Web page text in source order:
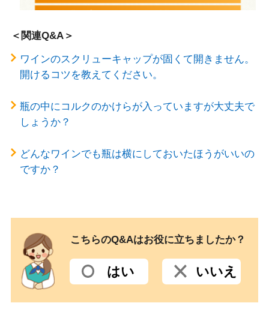
＜関連Q&A＞
ワインのスクリューキャップが固くて開きません。
開けるコツを教えてください。
瓶の中にコルクのかけらが入っていますが大丈夫で
しょうか？
どんなワインでも瓶は横にしておいたほうがいいの
ですか？
こちらのQ&Aはお役に立ちましたか？
はい いいえ